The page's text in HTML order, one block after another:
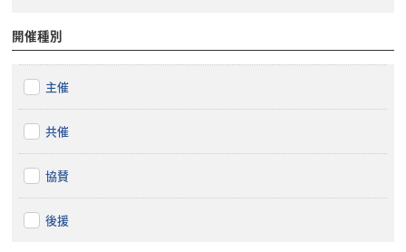
開催種別
主催
共催
協賛
後援